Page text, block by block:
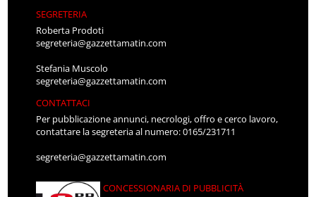
SEGRETERIA
Roberta Prodoti
segreteria@gazzettamatin.com
Stefania Muscolo
segreteria@gazzettamatin.com
CONTATTACI
Per pubblicazione annunci, necrologi, offro e cerco lavoro,
contattare la segreteria al numero: 0165/231711
segreteria@gazzettamatin.com
CONCESSIONARIA DI PUBBLICITÀ